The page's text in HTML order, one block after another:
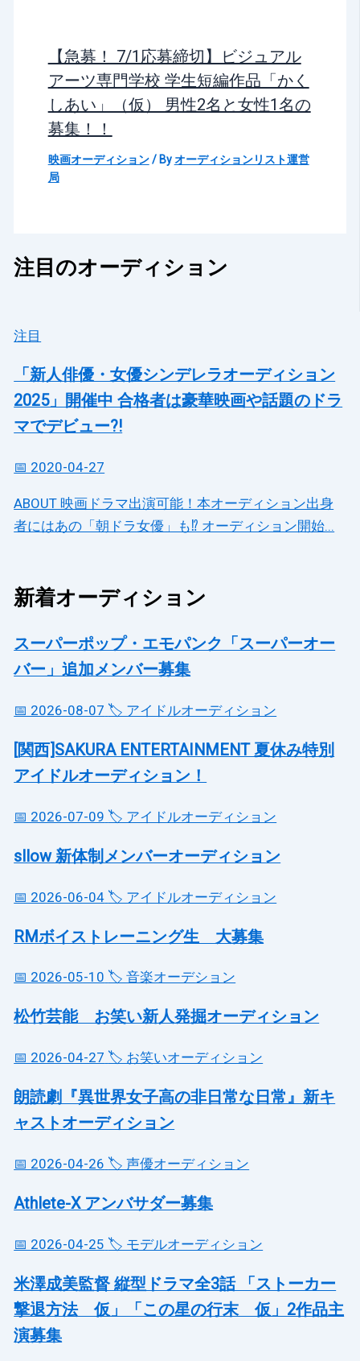
【急募！ 7/1応募締切】ビジュアル
アーツ専門学校 学生短編作品「かく
しあい」（仮） 男性2名と女性1名の
募集！！
映画オーディション/ Byオーディションリスト運営
局
注目のオーディション
注目
「新人俳優・女優シンデレラオーディション
2025」開催中 合格者は豪華映画や話題のドラ
マでデビュー?!
📅 2020-04-27
ABOUT 映画ドラマ出演可能！本オーディション出身
者にはあの「朝ドラ女優」も⁉ オーディション開始...
新着オーディション
スーパーポップ・エモパンク「スーパーオー
バー」追加メンバー募集
📅 2026-08-07 🏷️ アイドルオーディション
[関西]SAKURA ENTERTAINMENT 夏休み特別
アイドルオーディション！
📅 2026-07-09 🏷️ アイドルオーディション
sllow 新体制メンバーオーディション
📅 2026-06-04 🏷️ アイドルオーディション
RMボイストレーニング生 大募集
📅 2026-05-10 🏷️ 音楽オーデション
松竹芸能 お笑い新人発掘オーディション
📅 2026-04-27 🏷️ お笑いオーディション
朗読劇『異世界女子高の非日常な日常』新キ
ャストオーディション
📅 2026-04-26 🏷️ 声優オーディション
Athlete-X アンバサダー募集
📅 2026-04-25 🏷️ モデルオーディション
米澤成美監督 縦型ドラマ全3話 「ストーカー
撃退方法 仮」「この星の行末 仮」2作品主
演募集